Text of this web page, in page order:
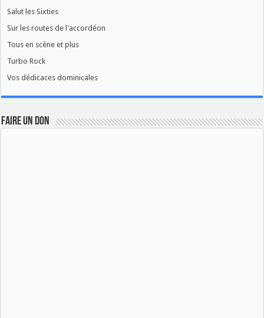
Salut les Sixties
Sur les routes de l'accordéon
Tous en scène et plus
Turbo Rock
Vos dédicaces dominicales
FAIRE UN DON